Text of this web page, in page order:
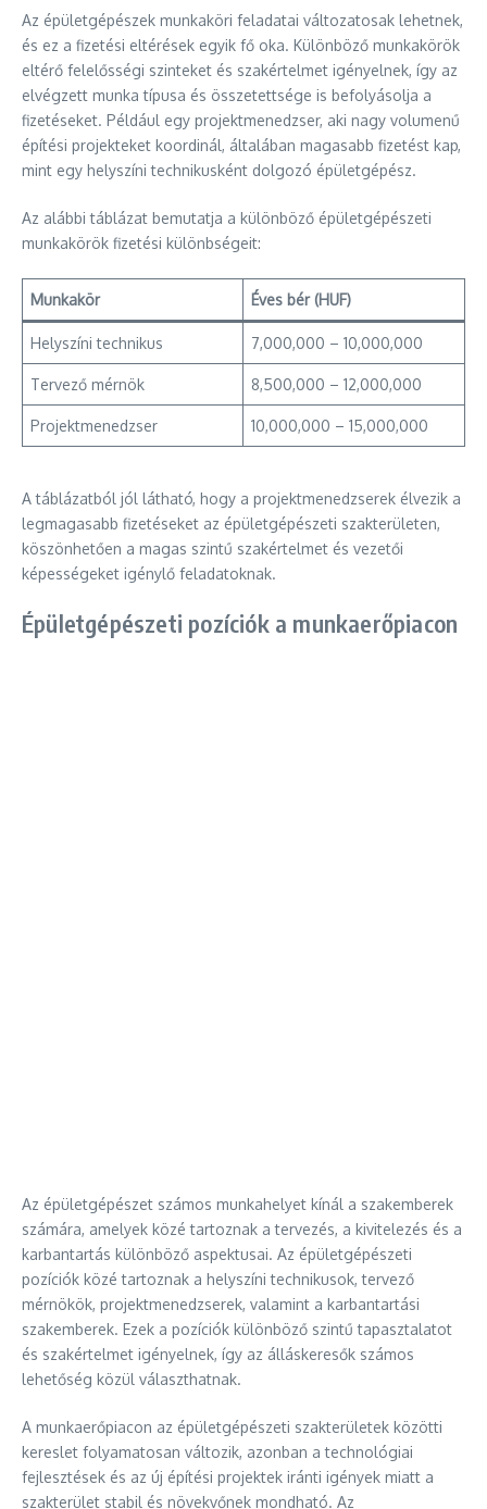
Az épületgépészek munkaköri feladatai változatosak lehetnek,
és ez a fizetési eltérések egyik fő oka. Különböző munkakörök
eltérő felelősségi szinteket és szakértelmet igényelnek, így az
elvégzett munka típusa és összetettsége is befolyásolja a
fizetéseket. Például egy projektmenedzser, aki nagy volumenű
építési projekteket koordinál, általában magasabb fizetést kap,
mint egy helyszíni technikusként dolgozó épületgépész.
Az alábbi táblázat bemutatja a különböző épületgépészeti
munkakörök fizetési különbségeit:
Munkakör Éves bér (HUF)
Helyszíni technikus 7,000,000 – 10,000,000
Tervező mérnök 8,500,000 – 12,000,000
Projektmenedzser 10,000,000 – 15,000,000
A táblázatból jól látható, hogy a projektmenedzserek élvezik a
legmagasabb fizetéseket az épületgépészeti szakterületen,
köszönhetően a magas szintű szakértelmet és vezetői
képességeket igénylő feladatoknak.
Épületgépészeti pozíciók a munkaerőpiacon
Az épületgépészet számos munkahelyet kínál a szakemberek
számára, amelyek közé tartoznak a tervezés, a kivitelezés és a
karbantartás különböző aspektusai. Az épületgépészeti
pozíciók közé tartoznak a helyszíni technikusok, tervező
mérnökök, projektmenedzserek, valamint a karbantartási
szakemberek. Ezek a pozíciók különböző szintű tapasztalatot
és szakértelmet igényelnek, így az álláskeresők számos
lehetőség közül választhatnak.
A munkaerőpiacon az épületgépészeti szakterületek közötti
kereslet folyamatosan változik, azonban a technológiai
fejlesztések és az új építési projektek iránti igények miatt a
szakterület stabil és növekvőnek mondható. Az